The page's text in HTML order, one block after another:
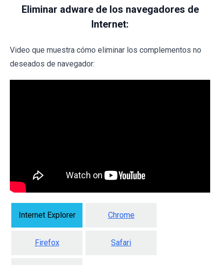
Eliminar adware de los navegadores de
Internet:
Video que muestra cómo eliminar los complementos no
deseados de navegador:
Internet Explorer Chrome
Firefox Safari